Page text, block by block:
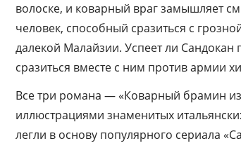
волоске, и коварный враг замышляет
человек, способный сразиться с
далекой Малайзии. Успеет ли
сразиться вместе с ним против армии
Все три романа — «Коварный брамин
иллюстрациями знаменитых
легли в основу популярного сериала